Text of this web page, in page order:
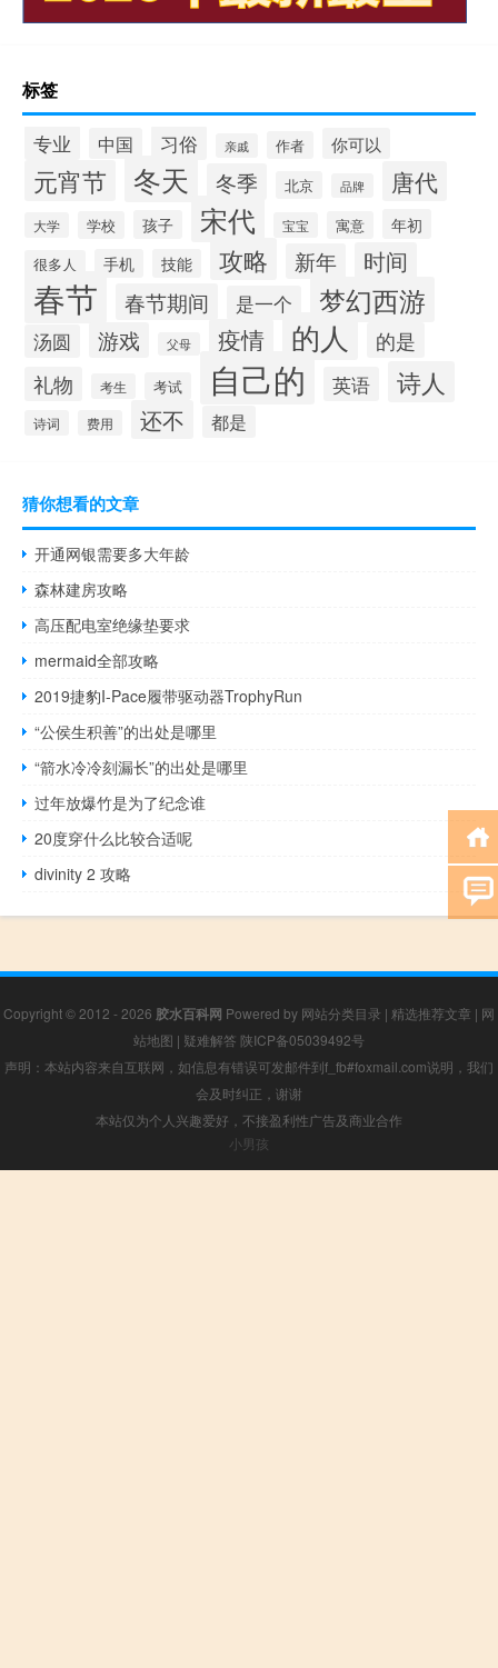
标签
专业 中国 习俗 亲戚 作者 你可以
元宵节 冬天 冬季 北京 品牌 唐代
大学 学校 孩子 宋代 宝宝 寓意 年初
很多人 手机 技能 攻略 新年 时间
春节 春节期间 是一个 梦幻西游
汤圆 游戏 父母 疫情 的人 的是
礼物 考生 考试 自己的 英语 诗人
诗词 费用 还不 都是
猜你想看的文章
开通网银需要多大年龄
森林建房攻略
高压配电室绝缘垫要求
mermaid全部攻略
2019捷豹I-Pace履带驱动器TrophyRun
“公侯生积善”的出处是哪里
“箭水冷冷刻漏长”的出处是哪里
过年放爆竹是为了纪念谁
20度穿什么比较合适呢
divinity 2 攻略
Copyright © 2012 - 2026 胶水百科网 Powered by 网站分类目录 | 精选推荐文章 | 网
站地图 | 疑难解答 陕ICP备05039492号
声明：本站内容来自互联网，如信息有错误可发邮件到f_fb#foxmail.com说明，我们
会及时纠正，谢谢
本站仅为个人兴趣爱好，不接盈利性广告及商业合作
小男孩